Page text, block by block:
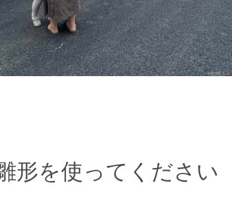
形を使ってください